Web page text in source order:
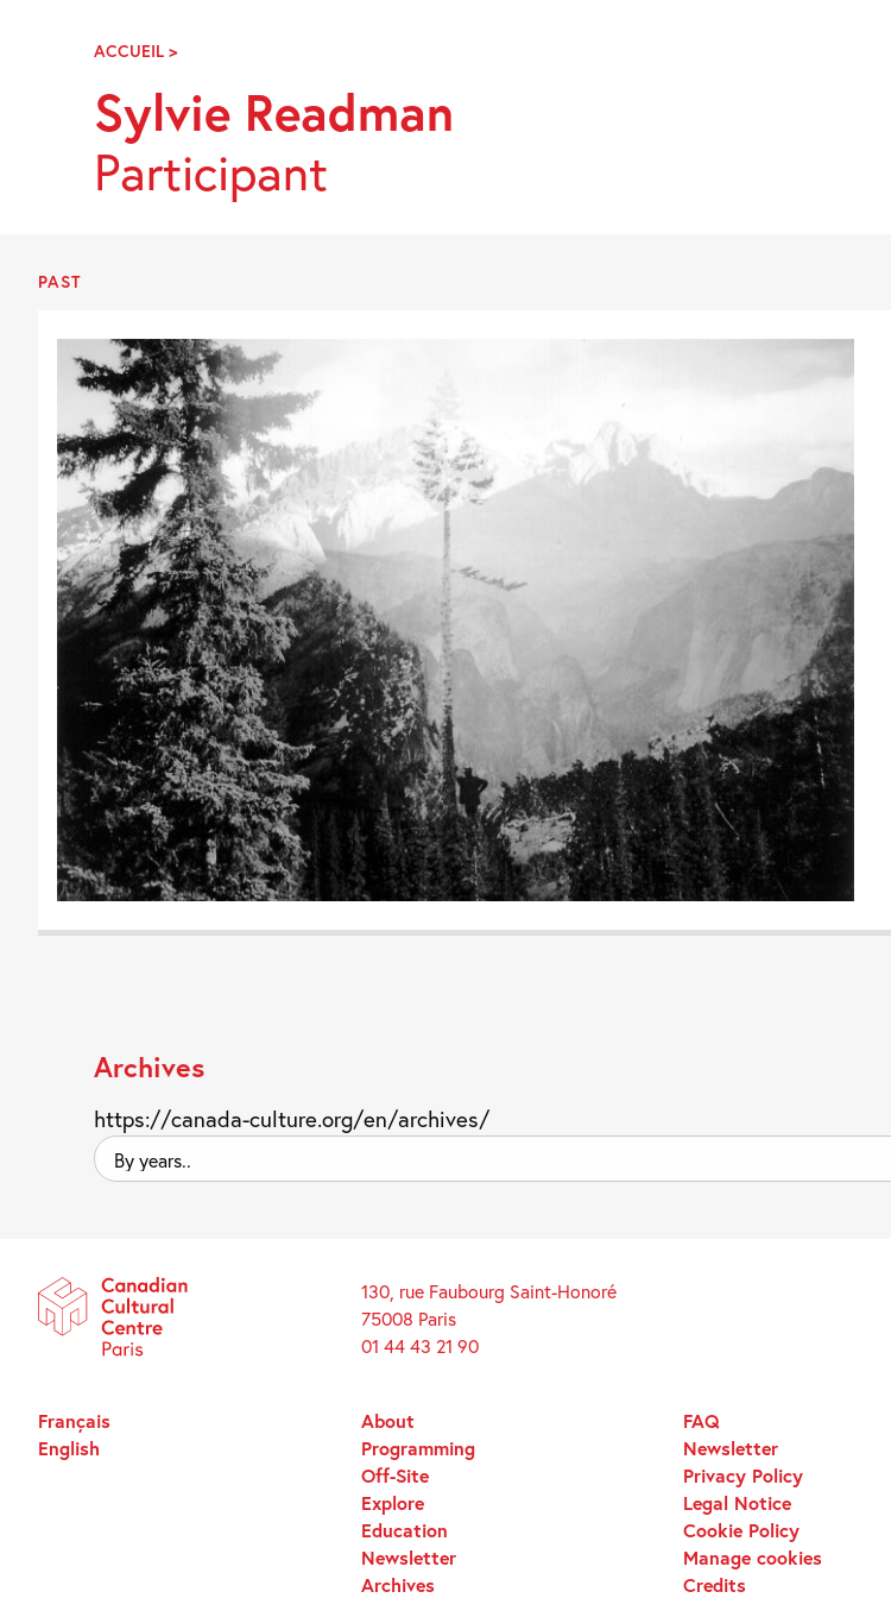
NavigationACCUEIL >SYLVIE
Sylvie Readman
Participant
PAST
Archives
https://canada-culture.org/en/archives/
By
years..
130, rue Faubourg Saint-Honoré
75008 Paris
01 44 43 21 90
About
Programming
Off-Site
Explore
Education
Newsletter
Archives
FAQ
Newsletter
Privacy Policy
Legal Notice
Cookie Policy
Manage cookies
Credits
Français
English